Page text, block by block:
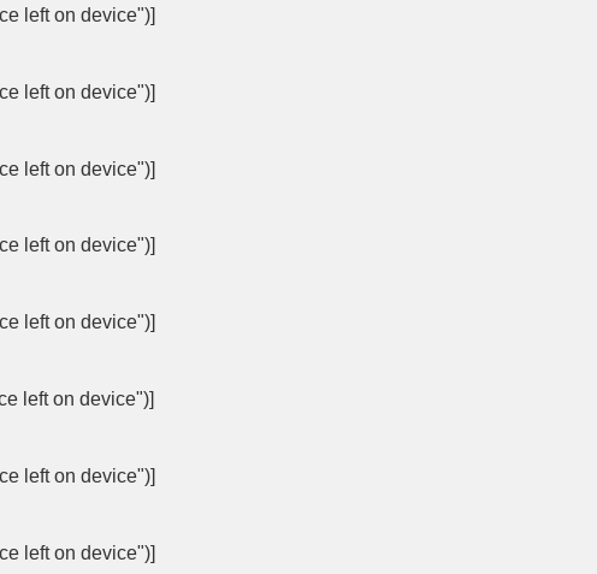
left on device")]
left on device")]
left on device")]
left on device")]
left on device")]
left on device")]
left on device")]
left on device")]